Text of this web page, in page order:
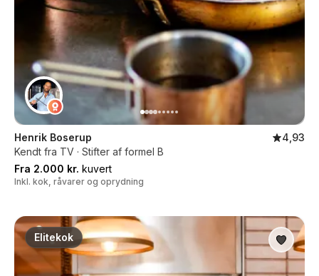
Henrik Boserup
4,93
Kendt fra TV · Stifter af formel B
Fra 2.000 kr. kuvert
Inkl. kok, råvarer og oprydning
Elitekok